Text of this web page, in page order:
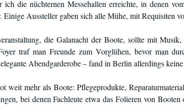
ich die nüchternen Messehallen erreichte, in denen
Einige Aussteller gaben sich alle Mühe, mit Requisiten
die Galanacht der Boote, sollte mit
traf man Freunde zum Vorglühen, bevor man
Abendgarderobe – fand in Berlin allerdings
weit mehr als Boote: Pflegeprodukte,
bei denen Fachleute etwa das Folieren von